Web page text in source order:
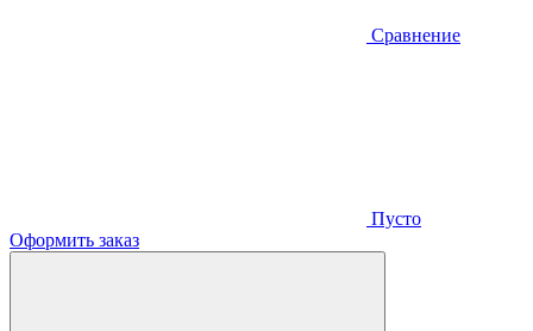
Сравнение
Пусто
Оформить заказ